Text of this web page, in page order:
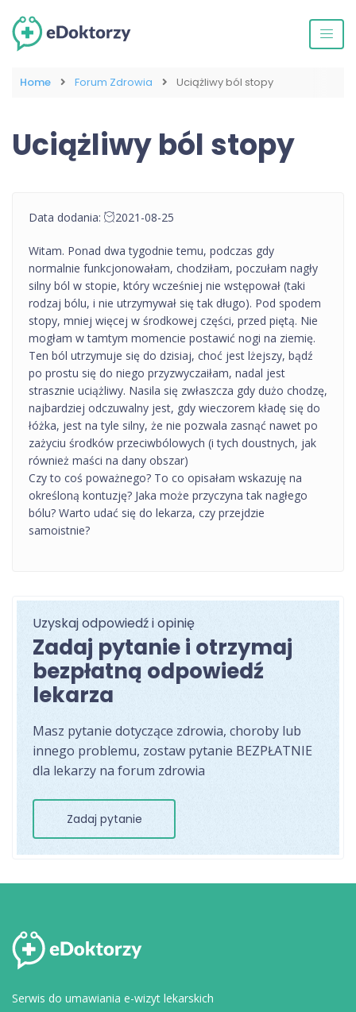
Home Forum Zdrowia Uciążliwy ból stopy
Uciążliwy ból stopy
Data dodania: 2021-08-25
Witam. Ponad dwa tygodnie temu, podczas gdy
normalnie funkcjonowałam, chodziłam, poczułam nagły
silny ból w stopie, który wcześniej nie wstępował (taki
rodzaj bólu, i nie utrzymywał się tak długo). Pod spodem
stopy, mniej więcej w środkowej części, przed piętą. Nie
mogłam w tamtym momencie postawić nogi na ziemię.
Ten ból utrzymuje się do dzisiaj, choć jest lżejszy, bądź
po prostu się do niego przyzwyczaiłam, nadal jest
strasznie uciążliwy. Nasila się zwłaszcza gdy dużo chodzę,
najbardziej odczuwalny jest, gdy wieczorem kładę się do
łóżka, jest na tyle silny, że nie pozwala zasnąć nawet po
zażyciu środków przeciwbólowych (i tych doustnych, jak
również maści na dany obszar)
Czy to coś poważnego? To co opisałam wskazuję na
określoną kontuzję? Jaka może przyczyna tak nagłego
bólu? Warto udać się do lekarza, czy przejdzie
samoistnie?
Uzyskaj odpowiedź i opinię
Zadaj pytanie i otrzymaj
bezpłatną odpowiedź
lekarza
Masz pytanie dotyczące zdrowia, choroby lub
innego problemu, zostaw pytanie BEZPŁATNIE
dla lekarzy na forum zdrowia
Zadaj pytanie
Serwis do umawiania e-wizyt lekarskich